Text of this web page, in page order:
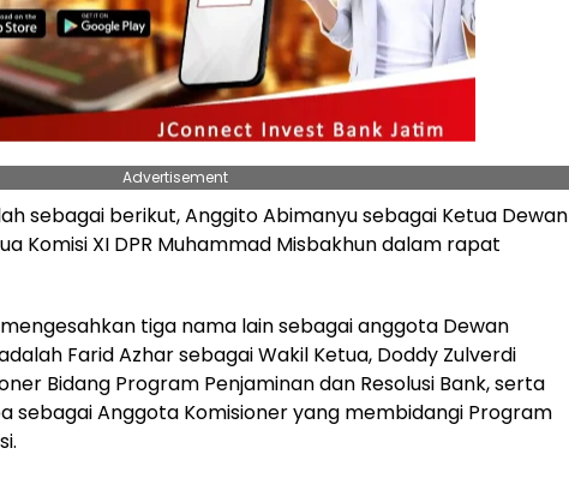
Advertisement
sebagai berikut, Anggito Abimanyu sebagai Ketua Dewan
Komisi XI DPR Muhammad Misbakhun dalam rapat
mengesahkan tiga nama lain sebagai anggota Dewan
Farid Azhar sebagai Wakil Ketua, Doddy Zulverdi
Bidang Program Penjaminan dan Resolusi Bank, serta
sebagai Anggota Komisioner yang membidangi Program